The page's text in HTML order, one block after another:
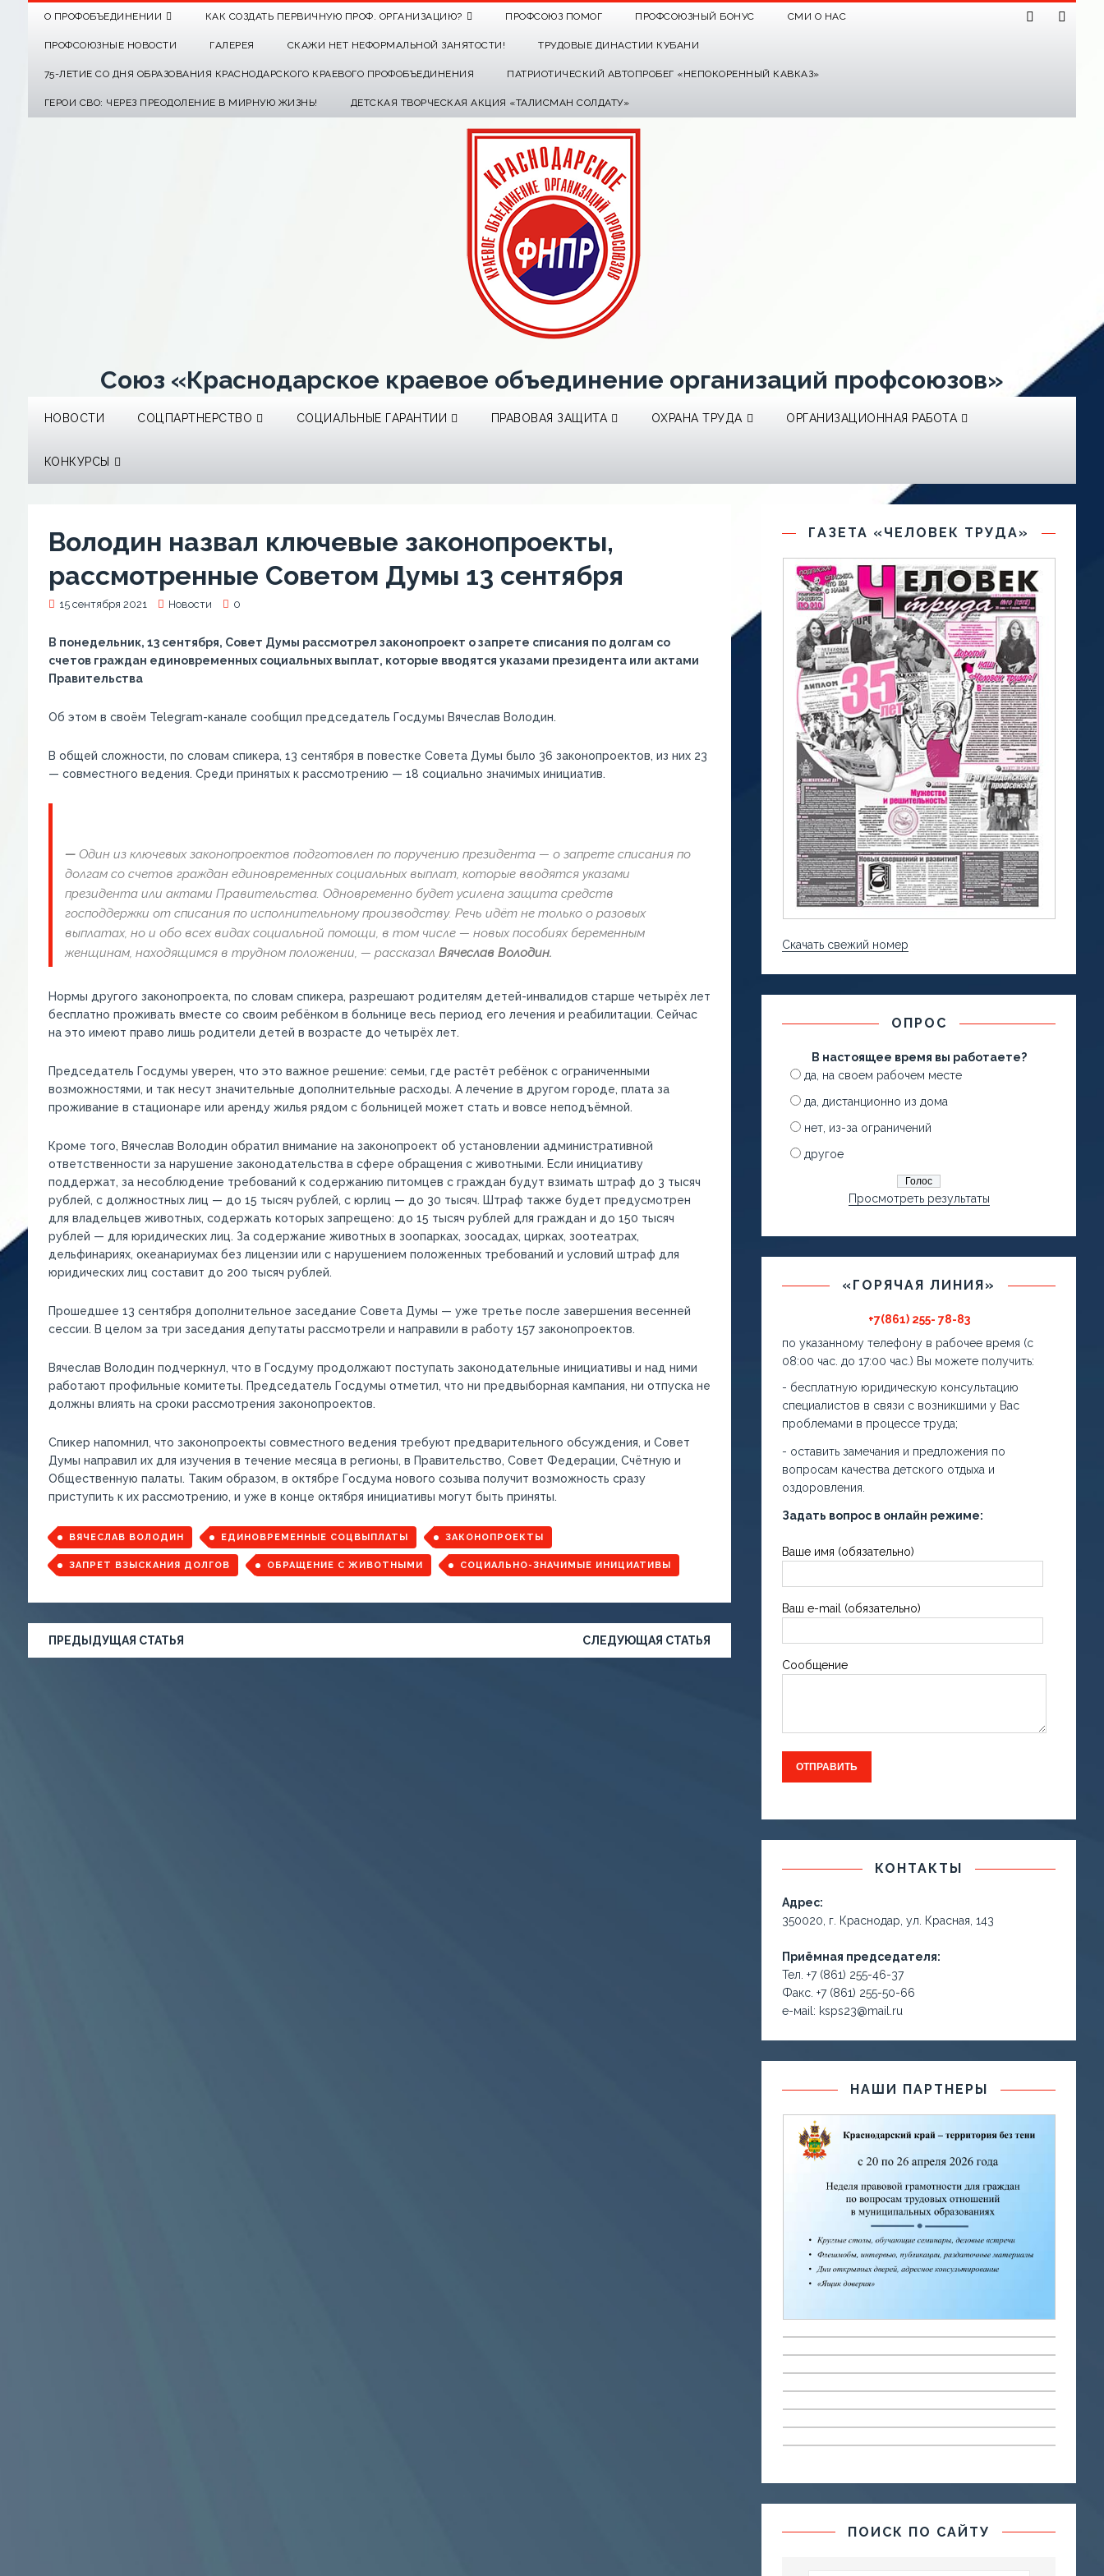
О ПРОФОБЪЕДИНЕНИИ КАК СОЗДАТЬ ПЕРВИЧНУЮ ПРОФ. ОРГАНИЗАЦИЮ? ПРОФСОЮЗ ПОМОГ ПРОФСОЮЗНЫЙ БОНУС СМИ О НАС
ПРОФСОЮЗНЫЕ НОВОСТИ ГАЛЕРЕЯ СКАЖИ НЕТ НЕФОРМАЛЬНОЙ ЗАНЯТОСТИ! ТРУДОВЫЕ ДИНАСТИИ КУБАНИ
75-ЛЕТИЕ СО ДНЯ ОБРАЗОВАНИЯ КРАСНОДАРСКОГО КРАЕВОГО ПРОФОБЪЕДИНЕНИЯ ПАТРИОТИЧЕСКИЙ АВТОПРОБЕГ «НЕПОКОРЕННЫЙ КАВКАЗ»
ГЕРОИ СВО: ЧЕРЕЗ ПРЕОДОЛЕНИЕ В МИРНУЮ ЖИЗНЬ! ДЕТСКАЯ ТВОРЧЕСКАЯ АКЦИЯ «ТАЛИСМАН СОЛДАТУ»
Союз «Краснодарское краевое объединение организаций профсоюзов»
НОВОСТИ СОЦПАРТНЕРСТВО СОЦИАЛЬНЫЕ ГАРАНТИИ ПРАВОВАЯ ЗАЩИТА ОХРАНА ТРУДА ОРГАНИЗАЦИОННАЯ РАБОТА
КОНКУРСЫ
Володин назвал ключевые законопроекты,
рассмотренные Советом Думы 13 сентября
15 сентября 2021 Новости 0
В понедельник, 13 сентября, Совет Думы рассмотрел законопроект о запрете списания по долгам со
счетов граждан единовременных социальных выплат, которые вводятся указами президента или актами
Правительства
Об этом в своём Telegram-канале сообщил председатель Госдумы Вячеслав Володин.
В общей сложности, по словам спикера, 13 сентября в повестке Совета Думы было 36 законопроектов, из них 23
— совместного ведения. Среди принятых к рассмотрению — 18 социально значимых инициатив.
— Один из ключевых законопроектов подготовлен по поручению президента — о запрете списания по
долгам со счетов граждан единовременных социальных выплат, которые вводятся указами
президента или актами Правительства. Одновременно будет усилена защита средств
господдержки от списания по исполнительному производству. Речь идёт не только о разовых
выплатах, но и обо всех видах социальной помощи, в том числе — новых пособиях беременным
женщинам, находящимся в трудном положении, — рассказал Вячеслав Володин.
Нормы другого законопроекта, по словам спикера, разрешают родителям детей-инвалидов старше четырёх лет
бесплатно проживать вместе со своим ребёнком в больнице весь период его лечения и реабилитации. Сейчас
на это имеют право лишь родители детей в возрасте до четырёх лет.
Председатель Госдумы уверен, что это важное решение: семьи, где растёт ребёнок с ограниченными
возможностями, и так несут значительные дополнительные расходы. А лечение в другом городе, плата за
проживание в стационаре или аренду жилья рядом с больницей может стать и вовсе неподъёмной.
Кроме того, Вячеслав Володин обратил внимание на законопроект об установлении административной
ответственности за нарушение законодательства в сфере обращения с животными. Если инициативу
поддержат, за несоблюдение требований к содержанию питомцев с граждан будут взимать штраф до 3 тысяч
рублей, с должностных лиц — до 15 тысяч рублей, с юрлиц — до 30 тысяч. Штраф также будет предусмотрен
для владельцев животных, содержать которых запрещено: до 15 тысяч рублей для граждан и до 150 тысяч
рублей — для юридических лиц. За содержание животных в зоопарках, зоосадах, цирках, зоотеатрах,
дельфинариях, океанариумах без лицензии или с нарушением положенных требований и условий штраф для
юридических лиц составит до 200 тысяч рублей.
Прошедшее 13 сентября дополнительное заседание Совета Думы — уже третье после завершения весенней
сессии. В целом за три заседания депутаты рассмотрели и направили в работу 157 законопроектов.
Вячеслав Володин подчеркнул, что в Госдуму продолжают поступать законодательные инициативы и над ними
работают профильные комитеты. Председатель Госдумы отметил, что ни предвыборная кампания, ни отпуска не
должны влиять на сроки рассмотрения законопроектов.
Спикер напомнил, что законопроекты совместного ведения требуют предварительного обсуждения, и Совет
Думы направил их для изучения в течение месяца в регионы, в Правительство, Совет Федерации, Счётную и
Общественную палаты. Таким образом, в октябре Госдума нового созыва получит возможность сразу
приступить к их рассмотрению, и уже в конце октября инициативы могут быть приняты.
ВЯЧЕСЛАВ ВОЛОДИН ЕДИНОВРЕМЕННЫЕ СОЦВЫПЛАТЫ ЗАКОНОПРОЕКТЫ
ЗАПРЕТ ВЗЫСКАНИЯ ДОЛГОВ ОБРАЩЕНИЕ С ЖИВОТНЫМИ СОЦИАЛЬНО-ЗНАЧИМЫЕ ИНИЦИАТИВЫ
ПРЕДЫДУЩАЯ СТАТЬЯ СЛЕДУЮЩАЯ СТАТЬЯ
ГАЗЕТА «ЧЕЛОВЕК ТРУДА»
Скачать свежий номер
ОПРОС
В настоящее время вы работаете?
да, на своем рабочем месте
да, дистанционно из дома
нет, из-за ограничений
другое
Просмотреть результаты
«ГОРЯЧАЯ ЛИНИЯ»
+7(861) 255- 78-83
по указанному телефону в рабочее время (с
08:00 час. до 17:00 час.) Вы можете получить:
- бесплатную юридическую консультацию
специалистов в связи с возникшими у Вас
проблемами в процессе труда;
- оставить замечания и предложения по
вопросам качества детского отдыха и
оздоровления.
Задать вопрос в онлайн режиме:
Ваше имя (обязательно)
Ваш e-mail (обязательно)
Сообщение
КОНТАКТЫ
Адрес:
350020, г. Краснодар, ул. Красная, 143
Приёмная председателя:
Тел. +7 (861) 255-46-37
Факс. +7 (861) 255-50-66
е-маil: ksps23@mail.ru
НАШИ ПАРТНЕРЫ
ПОИСК ПО САЙТУ